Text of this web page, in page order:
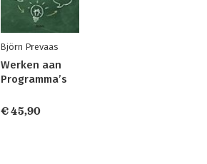
Björn Prevaas
Werken aan
Programma’s
€ 45,90